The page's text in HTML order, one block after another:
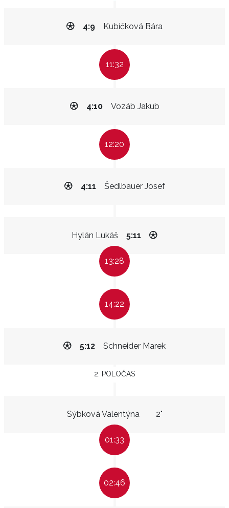
Kubíčková Bára
4:9
11:32
Vozáb Jakub
4:10
12:20
Šedlbauer Josef
4:11
Hylán Lukáš 5:11
13:28
14:22
Schneider Marek
5:12
2. POLOČAS
Sýbková Valentýna 2"
01:33
02:46